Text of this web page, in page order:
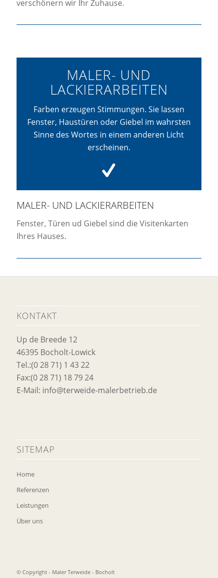
verschönern wir Ihr Zuhause.
MALER- UND
LACKIERARBEITEN
Farben erzeugen Stimmungen. Sie lassen
Fenster, Haustüren oder Giebel im wahrsten
Sinne des Wortes in einem anderen Licht
erscheinen.
MALER- UND LACKIERARBEITEN
Fenster, Türen ud Giebel sind die Visitenkarten
Ihres Hauses.
KONTAKT
Up de Breede 12
46395 Bocholt-Lowick
Tel.:(0 28 71) 1 43 22
Fax:(0 28 71) 18 79 24
E-Mail: info@terweide-malerbetrieb.de
SITEMAP
Home
Referenzen
Leistungen
Über uns
© Copyright - Maler Terweide - Bocholt